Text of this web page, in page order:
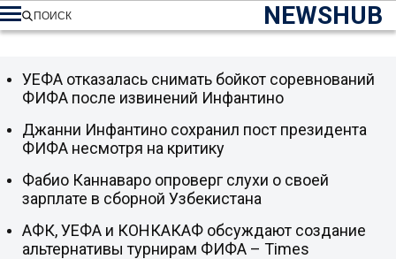
NEWSHUB
ПОИСК
УЕФА отказалась снимать бойкот соревнований
ФИФА после извинений Инфантино
Джанни Инфантино сохранил пост президента
ФИФА несмотря на критику
Фабио Каннаваро опроверг слухи о своей
зарплате в сборной Узбекистана
АФК, УЕФА и КОНКАКАФ обсуждают создание
альтернативы турнирам ФИФА – Times